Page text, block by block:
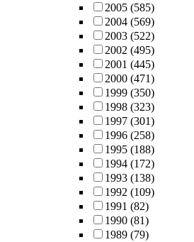
2005 (585)
2004 (569)
2003 (522)
2002 (495)
2001 (445)
2000 (471)
1999 (350)
1998 (323)
1997 (301)
1996 (258)
1995 (188)
1994 (172)
1993 (138)
1992 (109)
1991 (82)
1990 (81)
1989 (79)